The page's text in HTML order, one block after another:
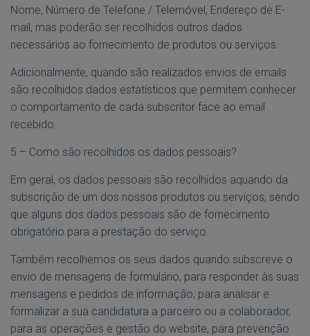
Nome, Número de Telefone / Telemóvel, Endereço de E-
mail, mas poderão ser recolhidos outros dados
necessários ao fornecimento de produtos ou serviços.
Adicionalmente, quando são realizados envios de emails
são recolhidos dados estatísticos que permitem conhecer
o comportamento de cada subscritor face ao email
recebido.
5 – Como são recolhidos os dados pessoais?
Em geral, os dados pessoais são recolhidos aquando da
subscrição de um dos nossos produtos ou serviços, sendo
que alguns dos dados pessoais são de fornecimento
obrigatório para a prestação do serviço.
Também recolhemos os seus dados quando subscreve o
envio de mensagens de formulário, para responder às suas
mensagens e pedidos de informação, para analisar e
formalizar a sua candidatura a parceiro ou a colaborador,
para as operações e gestão do website, para prevenção